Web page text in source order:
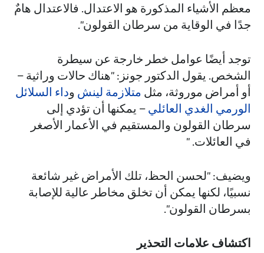
معظم الأشياء المذكورة هو الاعتدال. فالاعتدال هامٌ
جدًا في الوقاية من سرطان القولون".
توجد أيضًا عوامل خطر خارجة عن سيطرة
الشخص. يقول الدكتور جونز: "هناك حالات وراثية –
أو أمراض موروثة، مثل متلازمة لينش وداء السلائل
الورمي الغدي العائلي – يمكنها أن تؤدي إلى
سرطان القولون والمستقيم في الأعمار الأصغر
في العائلات. "
ويضيف: "لحسن الحظ، تلك الأمراض غير شائعة
نسبيًا، لكنها يمكن أن تخلق مخاطر عالية للإصابة
بسرطان القولون".
اكتشاف علامات التحذير